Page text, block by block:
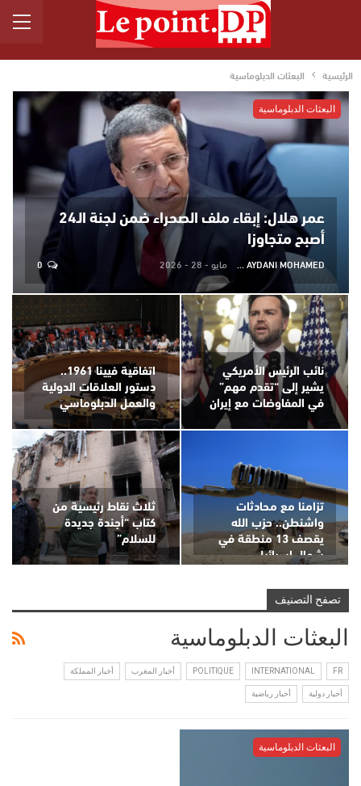
الرئيسية البعثات الدبلوماسية
البعثات الدبلوماسية
عمر هلال: إبقاء ملف الصحراء ضمن لجنة الـ24
أصبح متجاوزا
AYDANI MOHAMED مايو - 28 - 2026
نائب الرئيس الأمريكي
يشير إلى “تقدم مهم”
في المفاوضات مع إيران
اتفاقية فيينا 1961..
دستور العلاقات الدولية
والعمل الدبلوماسي
تزامنا مع محادثات
واشنطن.. حزب الله
يقصف 13 منطقة في
شمال إسرائيل
ثلاث نقاط رئيسية من
كتاب “أجندة جديدة
للسلام”
تصفح التصنيف
البعثات الدبلوماسية
FR
INTERNATIONAL
POLITIQUE أخبار المغرب أخبار المملكة
أخبار دولية أخبار رياضية
البعثات الدبلوماسية